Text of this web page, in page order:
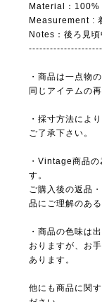
Material：100%
Measurement :
Notes：後ろ見
・商品は一点物
同じアイテムの
・採寸方法によ
ご了承下さい。
・Vintage商品
す。
ご購入後の返品
品にご理解のあ
・商品の色味は
おりますが、お
あります。
他にも商品に関